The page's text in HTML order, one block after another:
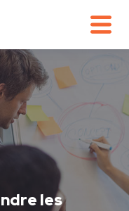
les